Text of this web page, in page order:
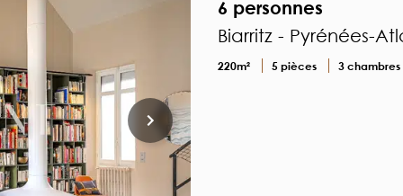
6 personnes
Biarritz - Pyrénées-
220m² 5 pièces 3 chambres